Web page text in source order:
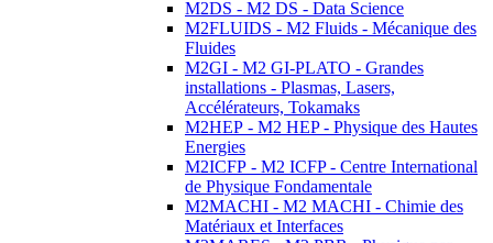
M2DS - M2 DS - Data Science
M2FLUIDS - M2 Fluids - Mécanique des
Fluides
M2GI - M2 GI-PLATO - Grandes
installations - Plasmas, Lasers,
Accélérateurs, Tokamaks
M2HEP - M2 HEP - Physique des Hautes
Energies
M2ICFP - M2 ICFP - Centre International
de Physique Fondamentale
M2MACHI - M2 MACHI - Chimie des
Matériaux et Interfaces